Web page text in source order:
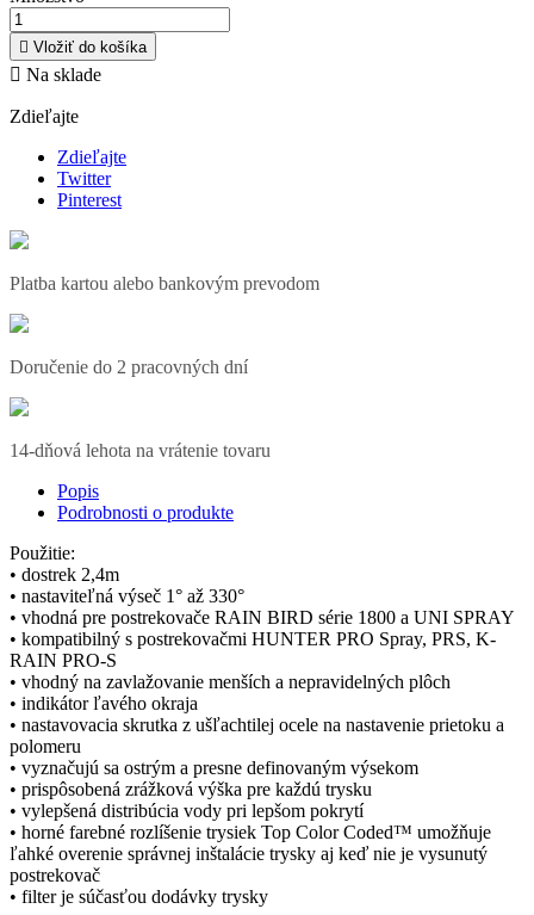
 Vložiť do košíka
 Na sklade
Zdieľajte
Zdieľajte
Twitter
Pinterest
Platba kartou alebo bankovým prevodom
Doručenie do 2 pracovných dní
14-dňová lehota na vrátenie tovaru
Popis
Podrobnosti o produkte
Použitie:
• dostrek 2,4m
• nastaviteľná výseč 1° až 330°
• vhodná pre postrekovače RAIN BIRD série 1800 a UNI SPRAY
• kompatibilný s postrekovačmi HUNTER PRO Spray, PRS, K-
RAIN PRO-S
• vhodný na zavlažovanie menších a nepravidelných plôch
• indikátor ľavého okraja
• nastavovacia skrutka z ušľachtilej ocele na nastavenie prietoku a
polomeru
• vyznačujú sa ostrým a presne definovaným výsekom
• prispôsobená zrážková výška pre každú trysku
• vylepšená distribúcia vody pri lepšom pokrytí
• horné farebné rozlíšenie trysiek Top Color Coded™ umožňuje
ľahké overenie správnej inštalácie trysky aj keď nie je vysunutý
postrekovač
• filter je súčasťou dodávky trysky